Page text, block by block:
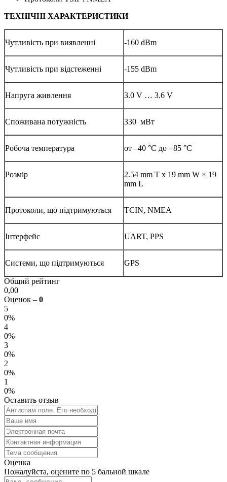
ТЕХНІЧНІ ХАРАКТЕРИСТИКИ
Чутливість при виявленні -160 dBm
Чутливість при відстеженні -155 dBm
Напруга живлення 3.0 V … 3.6 V
Споживана потужність 330 мВт
Робоча температура от –40 °C до +85 °C
Розмір
2.54 mm T x 19 mm W × 19
mm L
Протоколи, що підтримуються TCIN, NMEA
Інтерфейс UART, PPS
Системи, що підтримуються GPS
Общий рейтинг
0,00
Оценок – 0
5
0%
4
0%
3
0%
2
0%
1
0%
Оставить отзыв
Оценка
Пожалуйста, оцените по 5 бальной шкале